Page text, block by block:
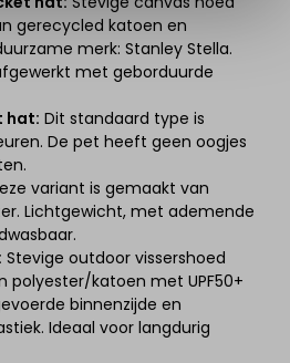
gerecycled katoen en
merk: Stanley Stella.
met geborduurde
hat: Dit standaard type is
De pet heeft geen oogjes
variant is gemaakt van
Lichtgewicht, met ademende
Stevige outdoor vissershoed
polyester/katoen met UPF50+
binnenzijde en
Ideaal voor langdurig